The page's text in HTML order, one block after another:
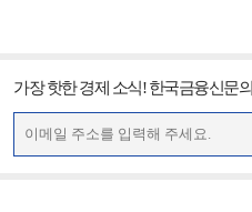
가장 핫한 경제 소식! 한국금융신문의